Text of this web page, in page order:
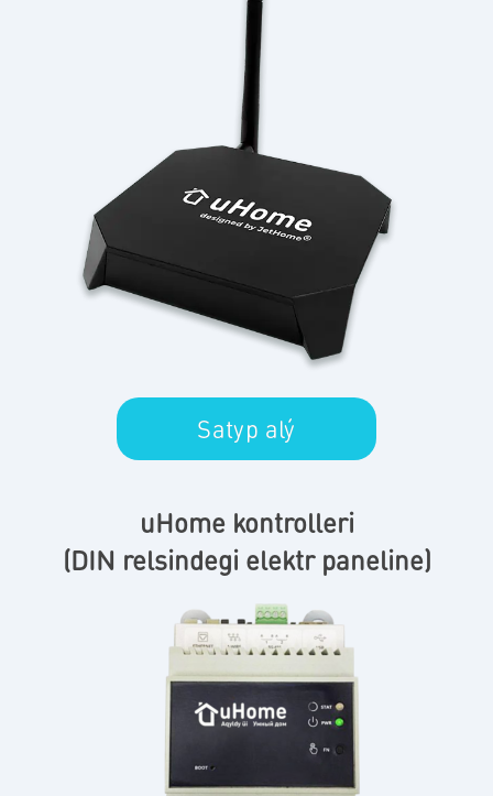
Satyp alý
uHome kontrolleri
(DIN relsindegi elektr paneline)